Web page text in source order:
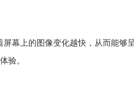
幕上的图像变化越快，从而能够
验。